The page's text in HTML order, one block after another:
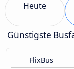
Heute
Günstigste
FlixBus